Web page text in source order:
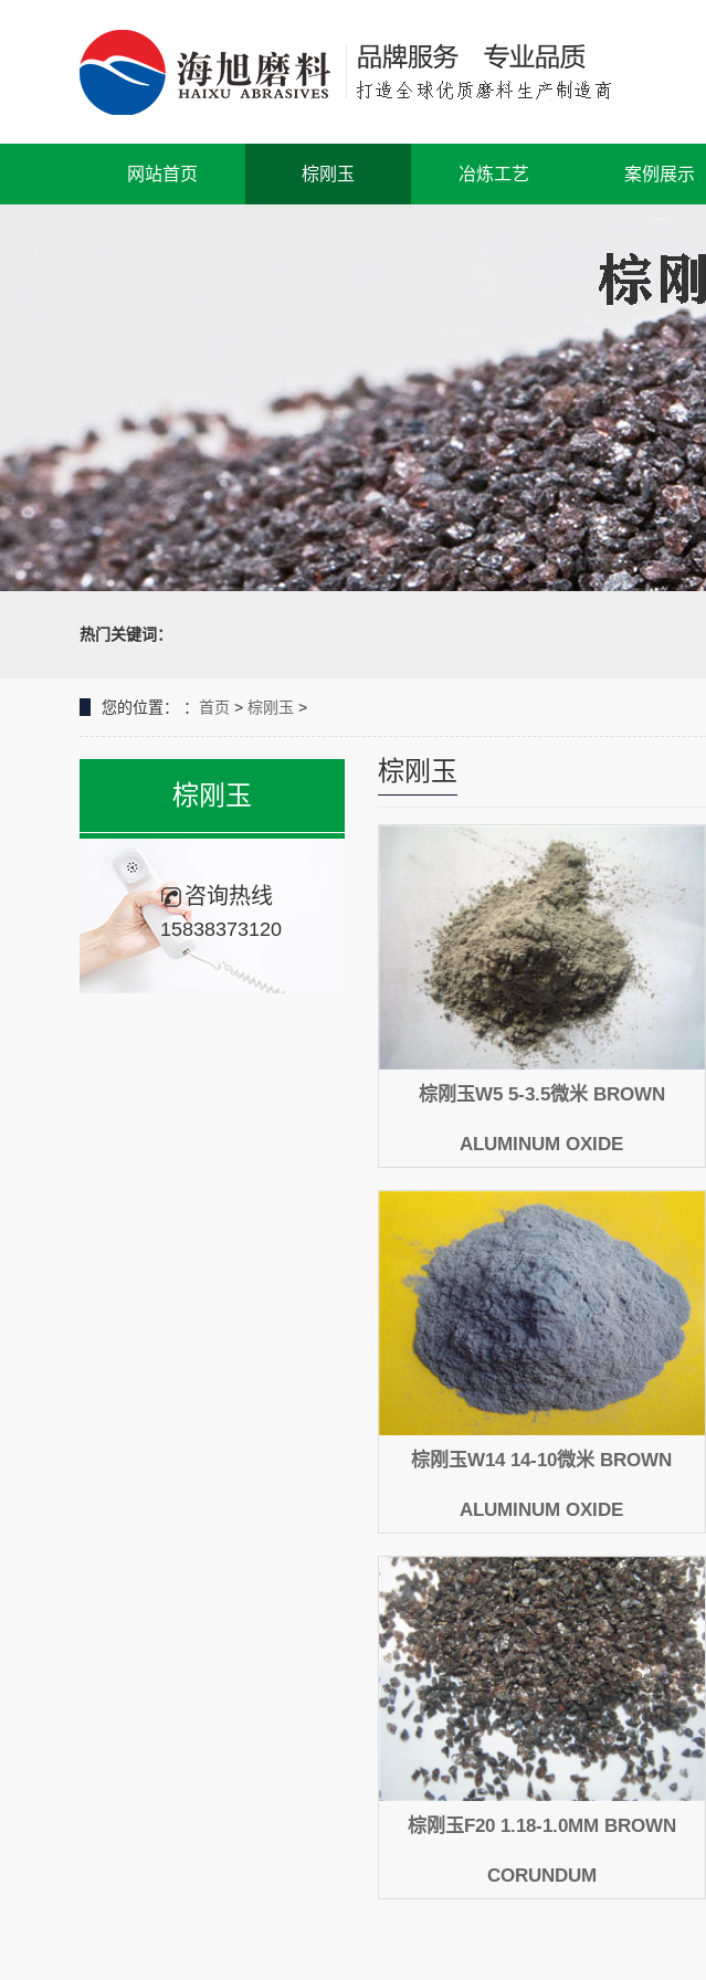
网站首页 棕刚玉 冶炼工艺 案例展示
热门关键词：
您的位置： ： 首页 > 棕刚玉 >
棕刚玉
咨询热线
15838373120
棕刚玉
棕刚玉W5 5-3.5微米 BROWN
ALUMINUM OXIDE
棕刚玉W14 14-10微米 BROWN
ALUMINUM OXIDE
棕刚玉F20 1.18-1.0MM BROWN
CORUNDUM